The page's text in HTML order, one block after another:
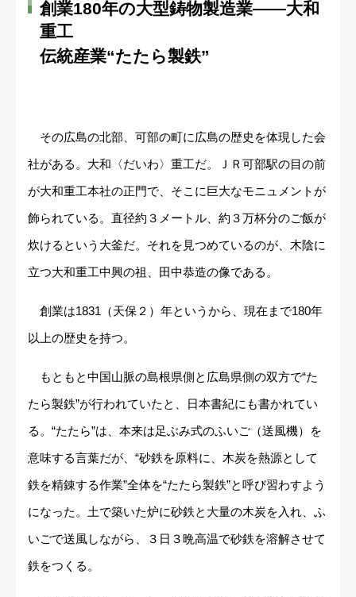
創業180年の大型鋳物製造業――大和
重工
伝統産業“たたら製鉄”
その広島の北部、可部の町に広島の歴史を体現した会
社がある。大和〈だいわ〉重工だ。ＪＲ可部駅の目の前
が大和重工本社の正門で、そこに巨大なモニュメントが
飾られている。直径約３メートル、約３万杯分のご飯が
炊けるという大釜だ。それを見つめているのが、木陰に
立つ大和重工中興の祖、田中恭造の像である。
創業は1831（天保２）年というから、現在まで180年
以上の歴史を持つ。
もともと中国山脈の島根県側と広島県側の双方で“た
たら製鉄”が行われていたと、日本書紀にも書かれてい
る。“たたら”は、本来は足ぶみ式のふいご（送風機）を
意味する言葉だが、“砂鉄を原料に、木炭を熱源として
鉄を精錬する作業”全体を“たたら製鉄”と呼び習わすよう
になった。土で築いた炉に砂鉄と大量の木炭を入れ、ふ
いごで送風しながら、３日３晩高温で砂鉄を溶解させて
鉄をつくる。